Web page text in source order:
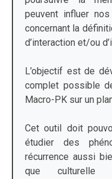
peuvent influer
concernant la
d’interaction et/ou
L’objectif est de
complet possible
Macro-PK sur un
Cet outil doit
étudier des
récurrence aussi
que culturelle